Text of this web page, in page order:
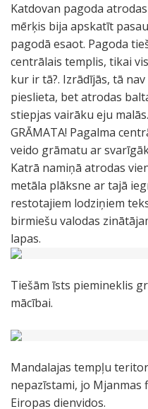
Katdovan pagoda
mērķis bija apskatīt
pagodā esaot. Pagoda
centrālais templis, tikai
kur ir tā?. Izrādījās, tā
pieslieta, bet atrodas
stiepjas vairāku eju
GRĀMATA! Pagalma
veido grāmatu ar
Katrā namiņā atrodas
metāla plāksne ar tajā
restotajiem lodziņiem
birmiešu valodas
lapas.
Tiešām īsts piemineklis
mācībai.
Mandalajas tempļu
nepazīstami, jo
Eiropas dienvidos.